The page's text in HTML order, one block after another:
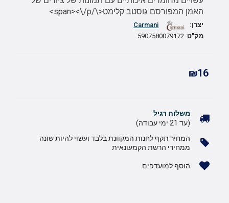
האמן המפורסם גוסטב קלימט<\/span><\/p>
יצרן:
Carmani
מק"ט: 5907580079172
₪16
משלוח רגיל
(עד 21 ימי עבודה)
המחיר תקף לחנות המקוונת בלבד ועשוי להיות שונה
ממחירי הרשת הקמעונאית
הוסף למועדפים